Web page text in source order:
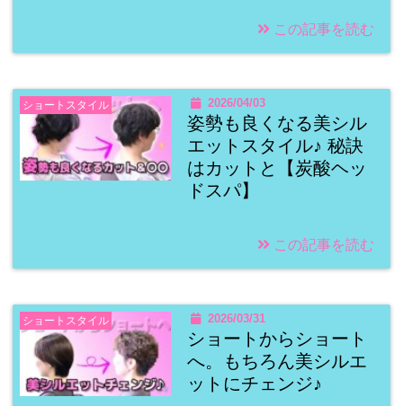
この記事を読む
ショートスタイル 2026/04/03
姿勢も良くなる美シル
エットスタイル♪ 秘訣
はカットと【炭酸ヘッ
ドスパ】
この記事を読む
ショートスタイル 2026/03/31
ショートからショート
へ。もちろん美シルエ
ットにチェンジ♪